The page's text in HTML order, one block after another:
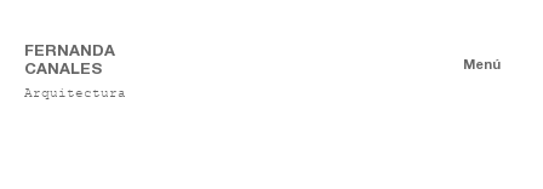
FERNANDA
CANALES
Arquitectura
Menú